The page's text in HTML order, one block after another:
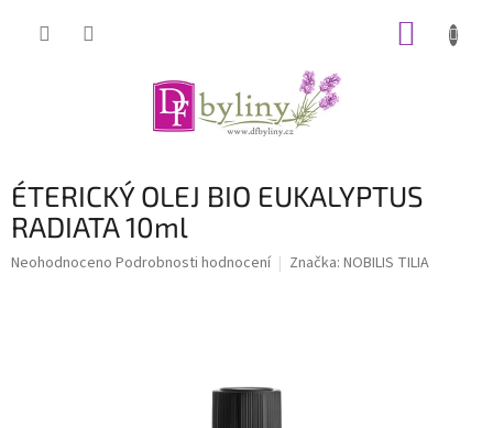
ÉTERICKÝ OLEJ BIO EUKALYPTUS
RADIATA 10ml
Průměrné
Neohodnoceno Podrobnosti hodnocení Značka: NOBILIS TILIA